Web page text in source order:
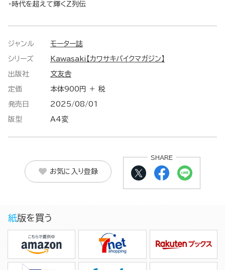
・時代を超えて輝くＺ列伝
ジャンル モーター誌
シリーズ Kawasaki【カワサキバイクマガジン】
出版社 文友舎
定価 本体900円 ＋ 税
発売日 2025/08/01
版型 A4変
お気に入り登録
SHARE
紙版を買う